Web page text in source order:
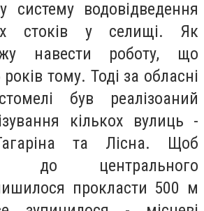
систему водовідведення
стоків у селищі. Як
навести роботу, що
тому. Тоді за обласні
був реалізоаний
кількох вулиць -
та Лісна. Щоб
до центрального
прокласти 500 м